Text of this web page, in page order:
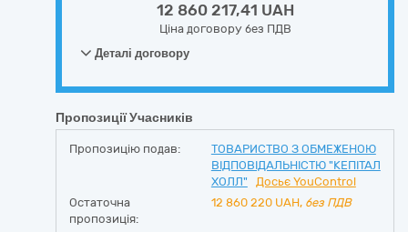
12 860 217,41 UAH
Ціна договору без ПДВ
Деталі договору
Пропозиції Учасників
Пропозицію подав:
ТОВАРИСТВО З ОБМЕЖЕНОЮ
ВІДПОВІДАЛЬНІСТЮ "КЕПІТАЛ
ХОЛЛ"
Досьє YouControl
Остаточна
пропозиція:
12 860 220 UAH, без ПДВ